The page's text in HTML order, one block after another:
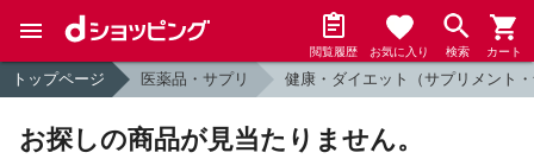
閲覧履歴 お気に入り 検索 カート
トップページ 医薬品・サプリ 健康・ダイエット（サプリメント
お探しの商品が見当たりません。